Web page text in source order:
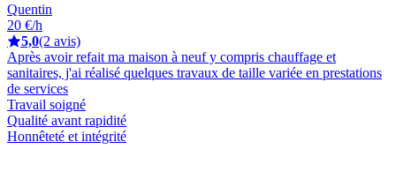
Quentin
20 €/h
5,0(2 avis)
Après avoir refait ma maison à neuf y compris chauffage et
sanitaires, j'ai réalisé quelques travaux de taille variée en prestations
de services
Travail soigné
Qualité avant rapidité
Honnêteté et intégrité